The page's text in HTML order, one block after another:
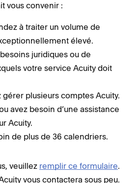
vous convenir :
à traiter un volume de
élevé.
juridiques ou de
votre service Acuity doit
gérer plusieurs comptes Acuity.
avez besoin d’une assistance
Acuity.
de plus de 36 calendriers.
veuillez remplir ce formulaire.
vous contactera sous peu.